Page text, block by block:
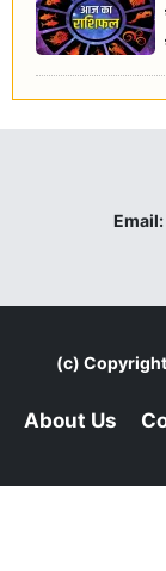
Email:
(c) Copyright
About Us